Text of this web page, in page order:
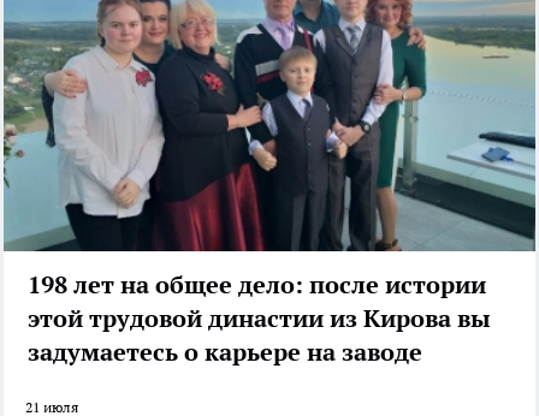
198 лет на общее дело: после истории
этой трудовой династии из Кирова вы
задумаетесь о карьере на заводе
21 июля